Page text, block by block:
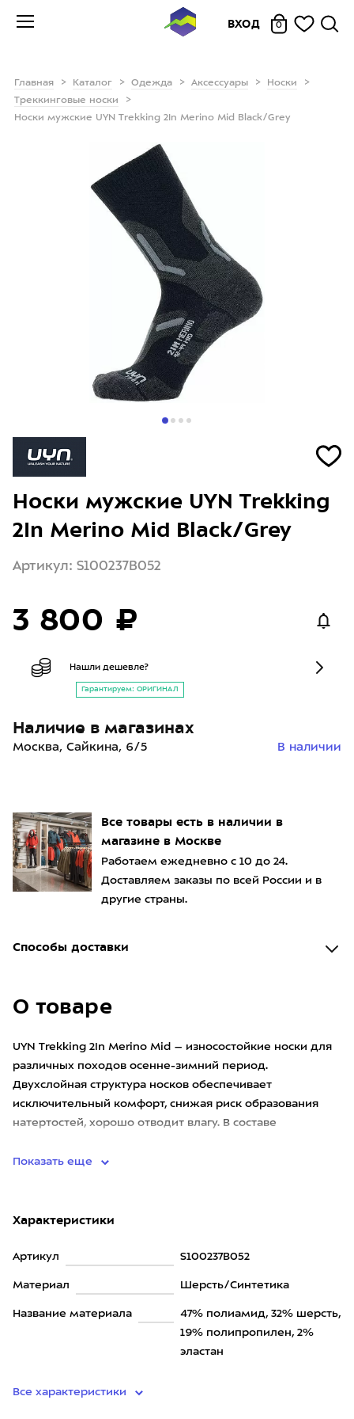
ВХОД 0
Главная Каталог Одежда Аксессуары
Носки
Треккинговые носки
Носки мужские UYN Trekking 2In Merino Mid Black/Grey
Все товары есть в наличии в
магазине в Москве
Работаем ежедневно с 10 до 24.
Доставляем заказы по всей России и в
другие страны.
Способы доставки
О товаре
UYN Trekking 2In Merino Mid – износостойкие носки для
различных походов осенне-зимний период.
Двухслойная структура носков обеспечивает
исключительный комфорт, снижая риск образования
натертостей, хорошо отводит влагу. В составе
Показать еще
Характеристики
Артикул S100237B052
Материал Шерсть/Синтетика
Название материала
47% полиамид, 32% шерсть,
19% полипропилен, 2%
эластан
Все характеристики
Носки мужские UYN Trekking
2In Merino Mid Black/Grey
Артикул: S100237B052
3 800 ₽
Нашли дешевле?
Гарантируем: ОРИГИНАЛ
Наличие в магазинах
Москва, Сайкина, 6/5 В наличии